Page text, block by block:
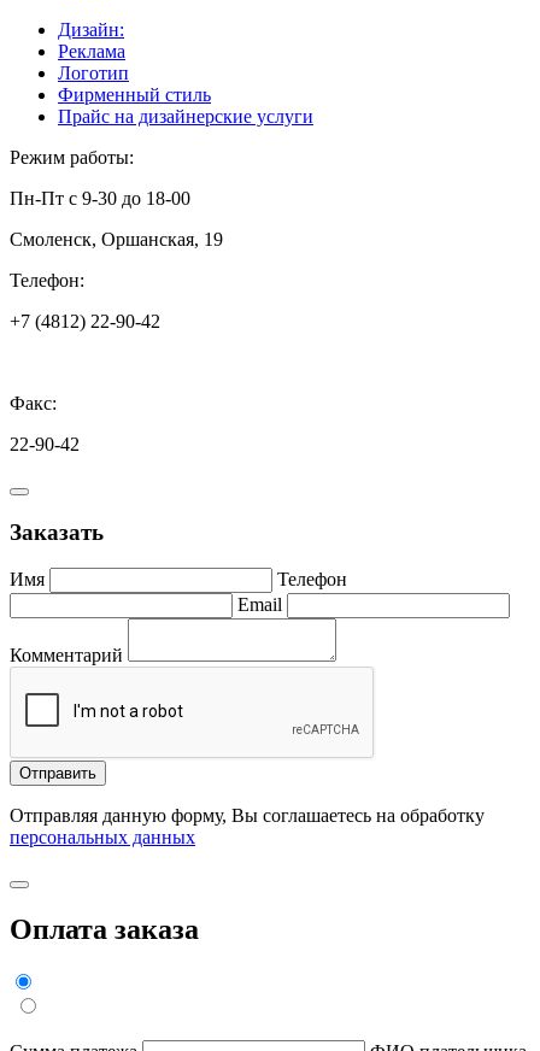
Дизайн:
Реклама
Логотип
Фирменный стиль
Прайс на дизайнерские услуги
Режим работы:
Пн-Пт с 9-30 до 18-00
Смоленск, Оршанская, 19
Телефон:
+7 (4812) 22-90-42
Факс:
22-90-42
Заказать
Имя
Телефон
Email
Комментарий
Отправить
Отправляя данную форму, Вы соглашаетесь на обработку
персональных данных
Оплата заказа